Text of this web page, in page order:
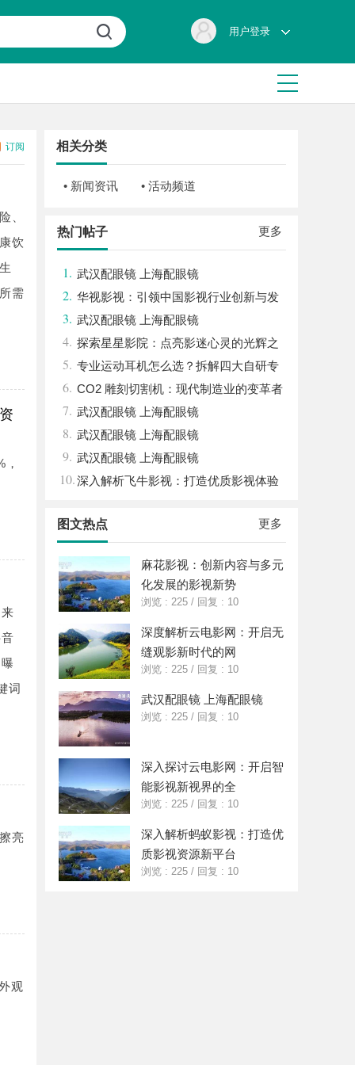
用户登录
订阅
、
饮
需
词
亮
观
相关分类
• 新闻资讯 • 活动频道
更多
热门帖子
1. 武汉配眼镜 上海配眼镜
2. 华视影视：引领中国影视行业创新与发
展的旗舰力量
3. 武汉配眼镜 上海配眼镜
4. 探索星星影院：点亮影迷心灵的光辉之
地
5. 专业运动耳机怎么选？拆解四大自研专
利技术
6. CO2 雕刻切割机：现代制造业的变革者
7. 武汉配眼镜 上海配眼镜
8. 武汉配眼镜 上海配眼镜
9. 武汉配眼镜 上海配眼镜
10.深入解析飞牛影视：打造优质影视体验
更多
图文热点
麻花影视：创新内容与多元
化发展的影视新势
浏览 : 225 / 回复 : 10
深度解析云电影网：开启无
缝观影新时代的网
浏览 : 225 / 回复 : 10
武汉配眼镜 上海配眼镜
浏览 : 225 / 回复 : 10
深入探讨云电影网：开启智
能影视新视界的全
浏览 : 225 / 回复 : 10
深入解析蚂蚁影视：打造优
质影视资源新平台
浏览 : 225 / 回复 : 10